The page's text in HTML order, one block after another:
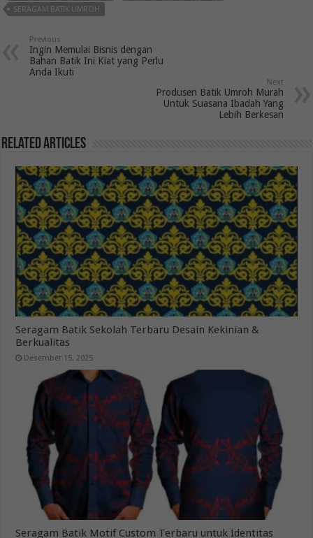
SERAGAM BATIK UMROH
Previous
Ingin Memulai Bisnis dengan
Bahan Batik Ini Kiat yang Perlu
Anda Ikuti
Next
Produsen Batik Umroh Murah
Untuk Suasana Ibadah Yang
Lebih Berkesan
Related Articles
Seragam Batik Sekolah Terbaru Desain Kekinian &
Berkualitas
Desember 15, 2025
Seragam Batik Motif Custom Terbaru untuk Identitas